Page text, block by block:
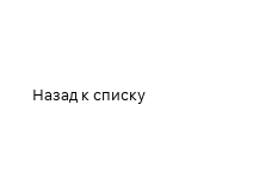
Назад к списку